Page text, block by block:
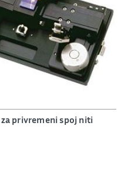
privremeni spoj niti